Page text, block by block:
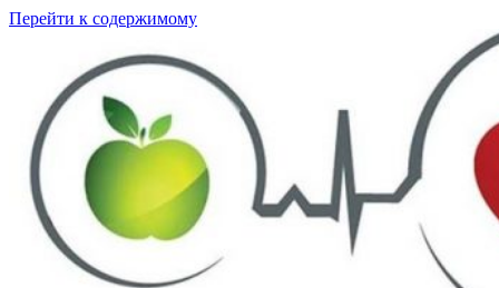
Перейти к содержимому